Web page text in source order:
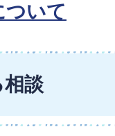
ついて
談